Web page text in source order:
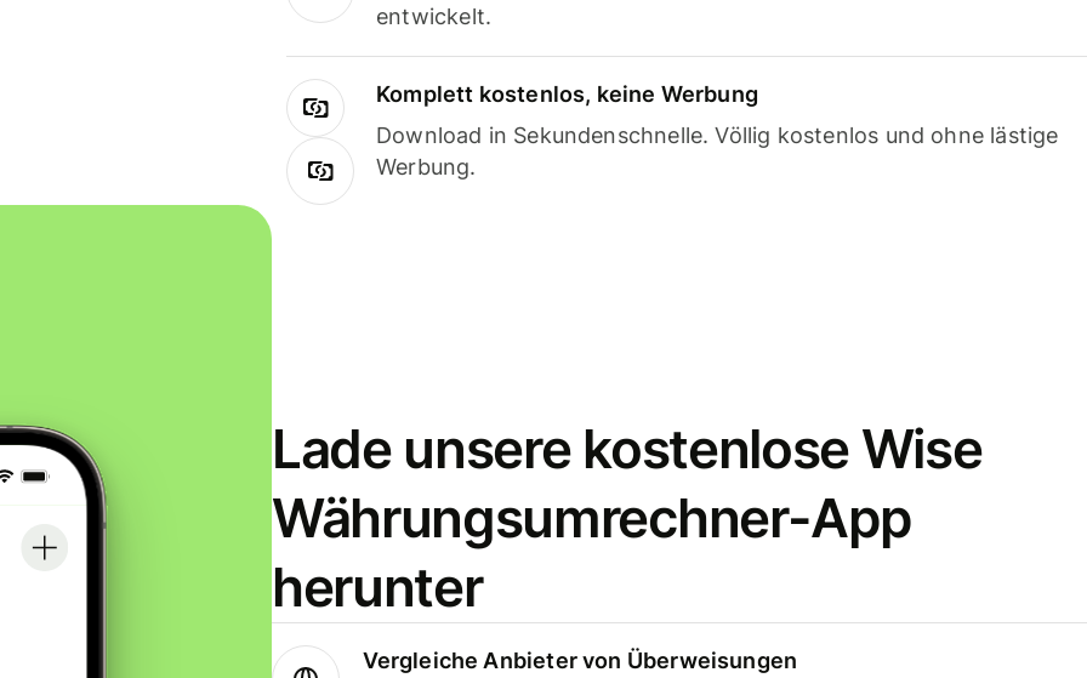
entwickelt.
Komplett kostenlos, keine Werbung
Download in Sekundenschnelle. Völlig kostenlos und ohne lästige
Werbung.
Lade unsere kostenlose Wise
Währungsumrechner-App
herunter
Vergleiche Anbieter von Überweisungen